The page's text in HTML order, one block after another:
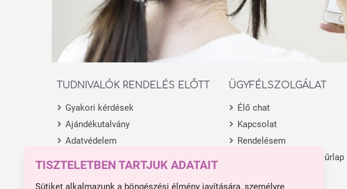
TUDNIVALÓK RENDELÉS ELŐTT
Gyakori kérdések
Ajándékutalvány
Adatvédelem
ÜGYFÉLSZOLGÁLAT
Élő chat
Kapcsolat
Rendelésem
Termék visszaküldési űrlap
TISZTELETBEN TARTJUK ADATAIT
Sütiket alkalmazunk a böngészési élmény javítására, személyre